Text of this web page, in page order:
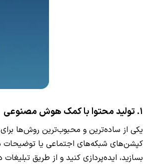
۱. تولید محتوا با کمک هوش مصنوعی
کپشن‌های شبکه‌های اجتماعی یا توضیحات
بسازید، ایده‌پردازی کنید و از طریق